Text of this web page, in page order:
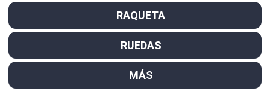
RAQUETA
RUEDAS
MÁS